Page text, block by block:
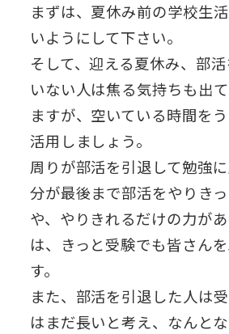
まずは、夏休み前の学校生
いようにして下さい。
そして、迎える夏休み、部
いない人は焦る気持ちも出
ますが、空いている時間を
活用しましょう。
周りが部活を引退して勉強
分が最後まで部活をやりき
や、やりきれるだけの力が
は、きっと受験でも皆さん
す。
また、部活を引退した人は
はまだ長いと考え、なんと